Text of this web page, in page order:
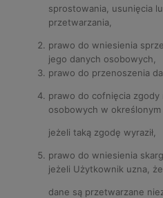
sprostowania, usunięcia
przetwarzania,
prawo do wniesienia
jego danych osobowych,
prawo do przenoszenia
prawo do cofnięcia
osobowych w określonym
jeżeli taką zgodę wyraził,
prawo do wniesienia
jeżeli Użytkownik uzna,
dane są przetwarzane